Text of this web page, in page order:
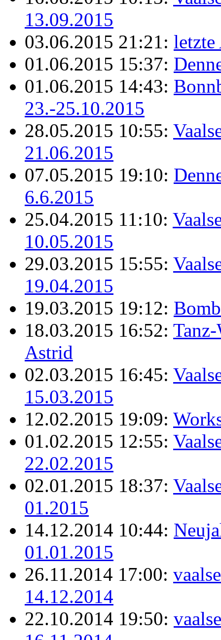
13.09.2015
03.06.2015 21:21:
01.06.2015 15:37:
01.06.2015 14:43:
23.-25.10.2015
28.05.2015 10:55:
21.06.2015
07.05.2015 19:10:
6.6.2015
25.04.2015 11:10:
10.05.2015
29.03.2015 15:55:
19.04.2015
19.03.2015 19:12:
18.03.2015 16:52:
Astrid
02.03.2015 16:45:
15.03.2015
12.02.2015 19:09:
01.02.2015 12:55:
22.02.2015
02.01.2015 18:37:
01.2015
14.12.2014 10:44:
01.01.2015
26.11.2014 17:00:
14.12.2014
22.10.2014 19:50: